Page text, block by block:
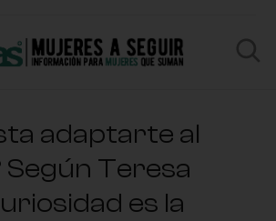
adaptarte al
Teresa
es la